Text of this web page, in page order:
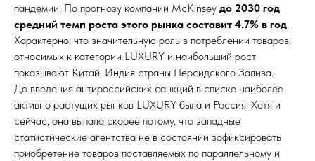
пандемии. По прогнозу компании McKinsey до 2030 год
средний темп роста этого рынка составит 4.7% в год.
Характерно, что значительную роль в потреблении товаров,
относимых к категории LUXURY и наибольший рост
показывают Китай, Индия страны Персидского Залива.
До введения антироссийских санкций в списке наиболее
активно растущих рынков LUXURY была и Россия. Хотя и
сейчас, она выпала скорее потому, что западные
статистические агентства не в состоянии зафиксировать
приобретение товаров поставляемых по параллельному и